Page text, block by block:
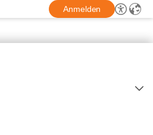
Anmelden